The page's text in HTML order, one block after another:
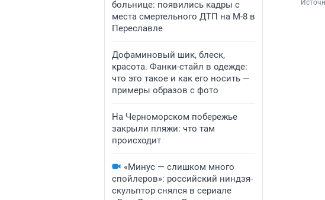
больнице: появились кадры с
места смертельного ДТП на М-8 в
Переславле
Дофаминовый шик, блеск,
красота. Фанки-стайл в одежде:
что это такое и как его носить —
примеры образов с фото
На Черноморском побережье
закрыли пляжи: что там
происходит
«Минус — слишком много
спойлеров»: российский ниндзя-
скульптор снялся в сериале